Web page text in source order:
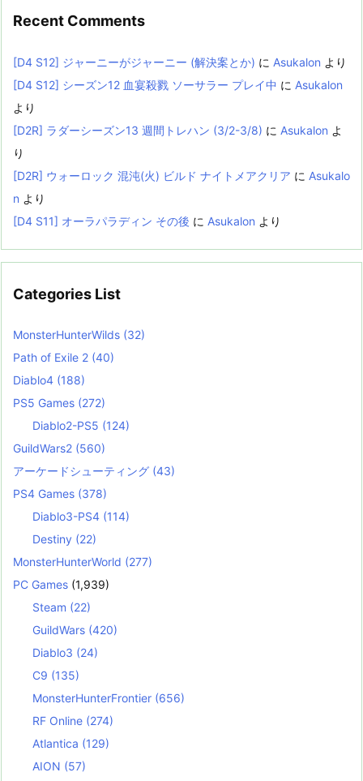
Recent Comments
[D4 S12] ジャーニーがジャーニー (解決案とか) に Asukalon より
[D4 S12] シーズン12 血宴殺戮 ソーサラー プレイ中 に Asukalon
より
[D2R] ラダーシーズン13 週間トレハン (3/2-3/8) に Asukalon よ
り
[D2R] ウォーロック 混沌(火) ビルド ナイトメアクリア に Asukalo
n より
[D4 S11] オーラパラディン その後 に Asukalon より
Categories List
MonsterHunterWilds (32)
Path of Exile 2 (40)
Diablo4 (188)
PS5 Games (272)
Diablo2-PS5 (124)
GuildWars2 (560)
アーケードシューティング (43)
PS4 Games (378)
Diablo3-PS4 (114)
Destiny (22)
MonsterHunterWorld (277)
PC Games (1,939)
Steam (22)
GuildWars (420)
Diablo3 (24)
C9 (135)
MonsterHunterFrontier (656)
RF Online (274)
Atlantica (129)
AION (57)